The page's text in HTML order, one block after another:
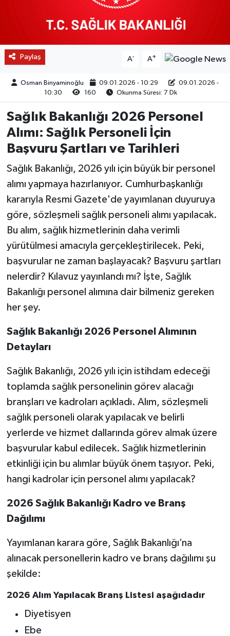
Paylaş A- A+
Osman Binyaminoğlu 09.01.2026 - 10:29
09.01.2026 -
10:30
160 Okunma Süresi: 7 Dk
Sağlık Bakanlığı 2026 Personel
Alımı: Sağlık Personeli İçin
Başvuru Şartları ve Tarihleri
Sağlık Bakanlığı, 2026 yılı için büyük bir personel
alımı yapmaya hazırlanıyor. Cumhurbaşkanlığı
kararıyla Resmi Gazete'de yayımlanan duyuruya
göre, sözleşmeli sağlık personeli alımı yapılacak.
Bu alım, sağlık hizmetlerinin daha verimli
yürütülmesi amacıyla gerçekleştirilecek. Peki,
başvurular ne zaman başlayacak? Başvuru şartları
nelerdir? Kılavuz yayınlandı mı? İşte, Sağlık
Bakanlığı personel alımına dair bilmeniz gereken
her şey.
Sağlık Bakanlığı 2026 Personel Alımının
Detayları
Sağlık Bakanlığı, 2026 yılı için istihdam edeceği
toplamda sağlık personelinin görev alacağı
branşları ve kadroları açıkladı. Alım, sözleşmeli
sağlık personeli olarak yapılacak ve belirli
yerlerde ve hizmet dallarında görev almak üzere
başvurular kabul edilecek. Sağlık hizmetlerinin
etkinliği için bu alımlar büyük önem taşıyor. Peki,
hangi kadrolar için personel alımı yapılacak?
2026 Sağlık Bakanlığı Kadro ve Branş
Dağılımı
Yayımlanan karara göre, Sağlık Bakanlığı’na
alınacak personellerin kadro ve branş dağılımı şu
şekilde:
2026 Alım Yapılacak Branş Listesi aşağıdadır
Diyetisyen
Ebe